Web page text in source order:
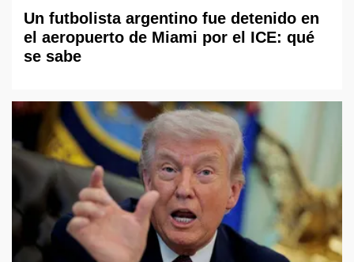
Un futbolista argentino fue detenido en
el aeropuerto de Miami por el ICE: qué
se sabe